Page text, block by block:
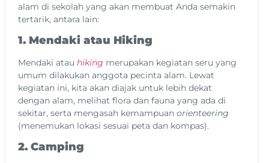
alam di sekolah yang akan membuat Anda semakin
tertarik, antara lain:
1. Mendaki atau Hiking
Mendaki atau hiking merupakan kegiatan seru yang
umum dilakukan anggota pecinta alam. Lewat
kegiatan ini, kita akan diajak untuk lebih dekat
dengan alam, melihat flora dan fauna yang ada di
sekitar, serta mengasah kemampuan orienteering
(menemukan lokasi sesuai peta dan kompas).
2. Camping